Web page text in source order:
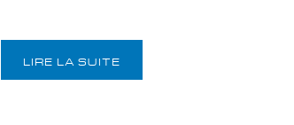
LIRE LA SUITE